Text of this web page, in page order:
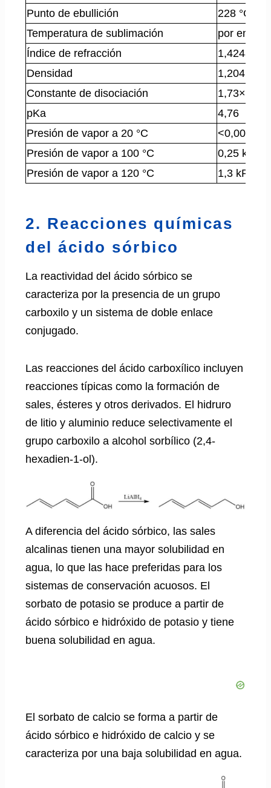
Punto de ebullición
228 °C
Temperatura de sublimación
por
Índice de refracción
1,4248
Densidad
1,204 g/cm
Constante de disociación
1,73×10
pKa
4,76
Presión de vapor a 20 °C
<0,001
Presión de vapor a 100 °C
0,25 kPa
Presión de vapor a 120 °C
1,3 kPa
2. Reacciones químicas
del ácido sórbico
La reactividad del ácido sórbico se
caracteriza por la presencia de un grupo
carboxilo y un sistema de doble enlace
conjugado.
Las reacciones del ácido carboxílico incluyen
reacciones típicas como la formación de
sales, ésteres y otros derivados. El hidruro
de litio y aluminio reduce selectivamente el
grupo carboxilo a alcohol sorbílico (2,4-
hexadien-1-ol).
A diferencia del ácido sórbico, las sales
alcalinas tienen una mayor solubilidad en
agua, lo que las hace preferidas para los
sistemas de conservación acuosos. El
sorbato de potasio se produce a partir de
ácido sórbico e hidróxido de potasio y tiene
buena solubilidad en agua.
El sorbato de calcio se forma a partir de
ácido sórbico e hidróxido de calcio y se
caracteriza por una baja solubilidad en agua.